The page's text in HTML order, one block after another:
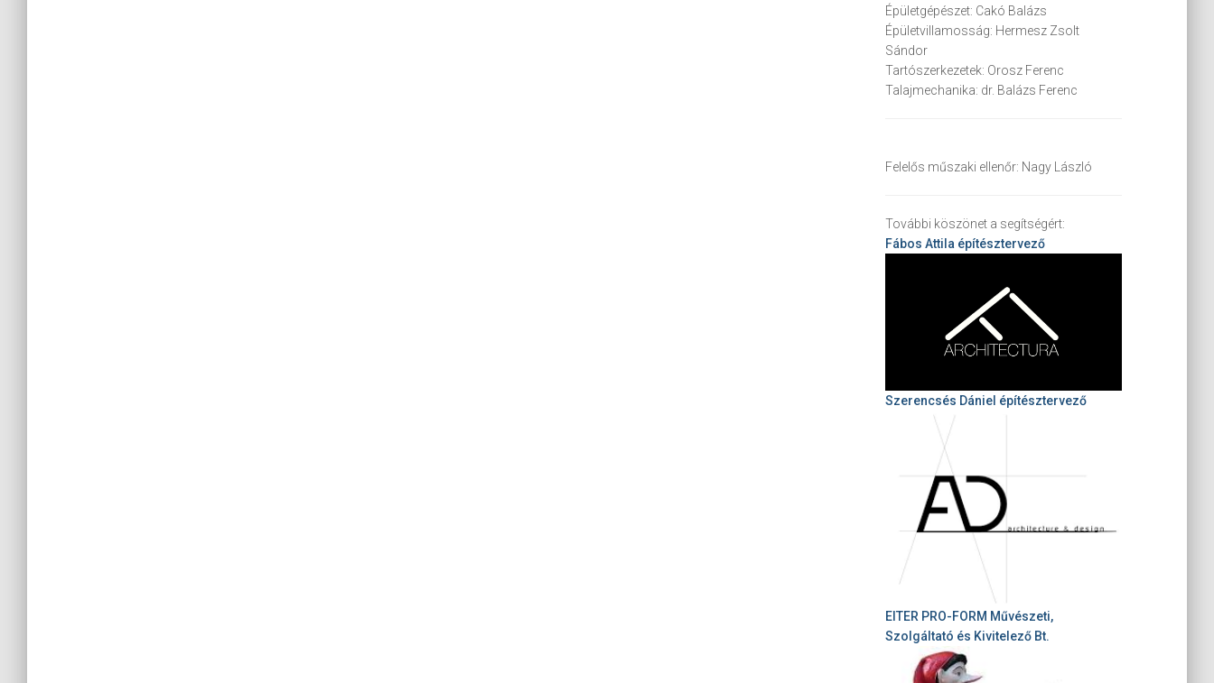
Épületgépészet: Cakó Balázs
Épületvillamosság: Hermesz Zsolt
Sándor
Tartószerkezetek: Orosz Ferenc
Talajmechanika: dr. Balázs Ferenc
Felelős műszaki ellenőr: Nagy László
További köszönet a segítségért:
Fábos Attila építésztervező
Szerencsés Dániel építésztervező
EITER PRO-FORM Művészeti,
Szolgáltató és Kivitelező Bt.